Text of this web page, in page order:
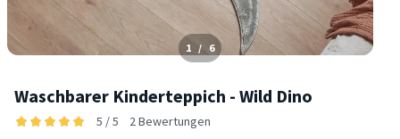
1 / 6
Waschbarer Kinderteppich - Wild Dino
5 / 5 2 Bewertungen